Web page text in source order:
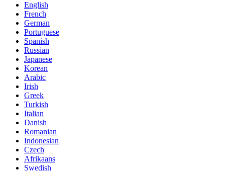
English
French
German
Portuguese
Spanish
Russian
Japanese
Korean
Arabic
Irish
Greek
Turkish
Italian
Danish
Romanian
Indonesian
Czech
Afrikaans
Swedish